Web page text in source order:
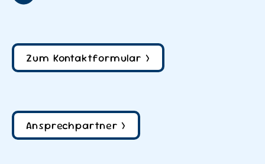
Zum Kontaktformular >
Ansprechpartner >